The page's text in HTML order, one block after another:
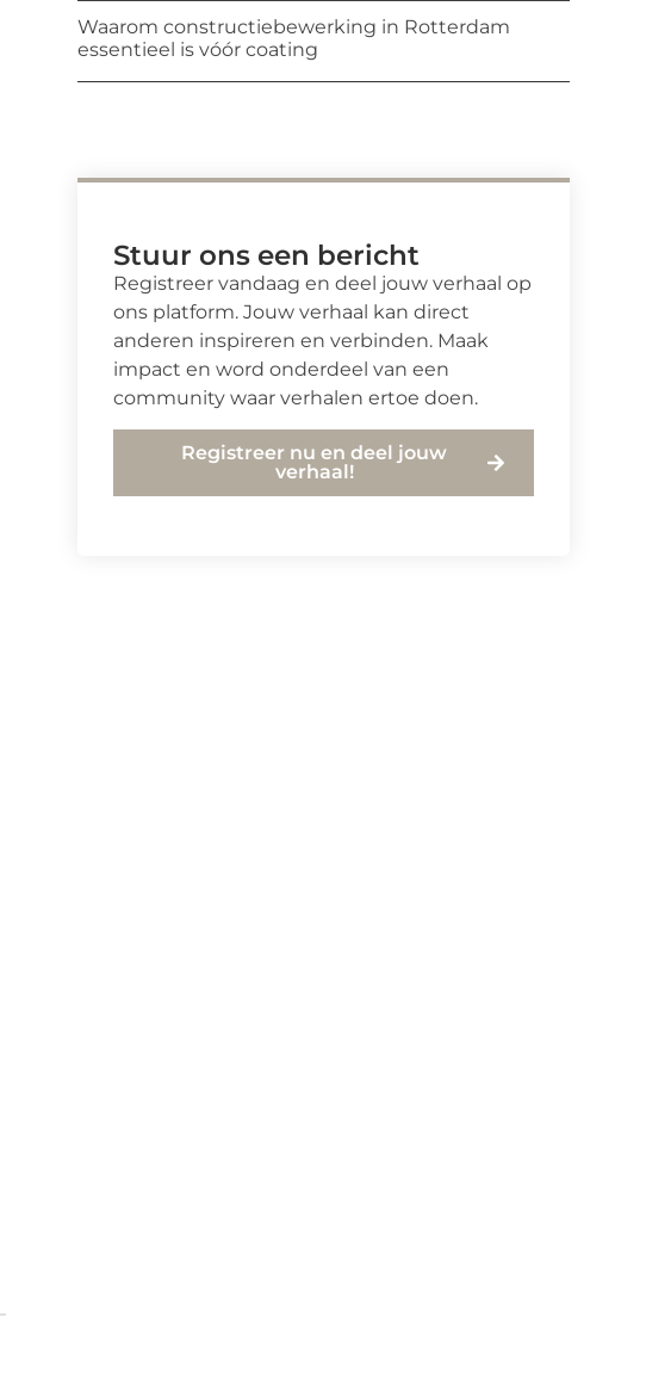
Waarom constructiebewerking in Rotterdam
essentieel is vóór coating
Stuur ons een bericht
Registreer vandaag en deel jouw verhaal op
ons platform. Jouw verhaal kan direct
anderen inspireren en verbinden. Maak
impact en word onderdeel van een
community waar verhalen ertoe doen.
Registreer nu en deel jouw
verhaal!